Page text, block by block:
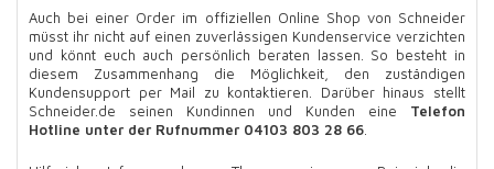
Auch bei einer Order im offiziellen Online Shop von Schneider
müsst ihr nicht auf einen zuverlässigen Kundenservice verzichten
und könnt euch auch persönlich beraten lassen. So besteht in
diesem Zusammenhang die Möglichkeit, den zuständigen
Kundensupport per Mail zu kontaktieren. Darüber hinaus stellt
Schneider.de seinen Kundinnen und Kunden eine Telefon
Hotline unter der Rufnummer 04103 803 28 66